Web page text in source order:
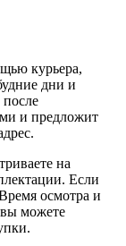
курьера,
дни и
после
и предложит
на
Если
осмотра и
можете